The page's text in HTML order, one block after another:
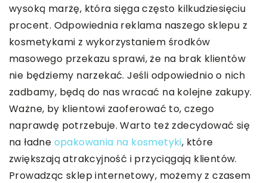
wysoką marżę, która sięga często kilkudziesięciu
procent. Odpowiednia reklama naszego sklepu z
kosmetykami z wykorzystaniem środków
masowego przekazu sprawi, że na brak klientów
nie będziemy narzekać. Jeśli odpowiednio o nich
zadbamy, będą do nas wracać na kolejne zakupy.
Ważne, by klientowi zaoferować to, czego
naprawdę potrzebuje. Warto też zdecydować się
na ładne opakowania na kosmetyki, które
zwiększają atrakcyjność i przyciągają klientów.
Prowadząc sklep internetowy, możemy z czasem